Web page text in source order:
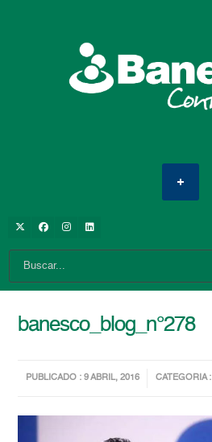
banesco_blog_n°278
PUBLICADO : 9 ABRIL, 2016 CATEGORIA :